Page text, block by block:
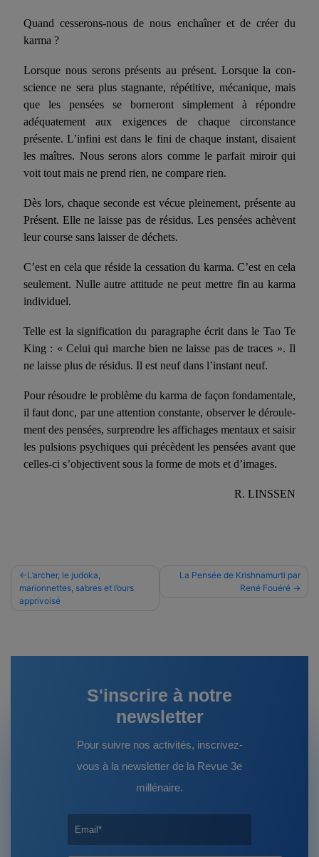
Quand cesserons-nous de nous enchaîner et de créer du
karma ?
Lorsque nous serons présents au présent. Lorsque la con­
science ne sera plus stagnante, répétitive, mécanique, mais
que les pensées se borneront simplement à répondre
adéquatement aux exigences de chaque circonstance
présente. L’infini est dans le fini de chaque instant, disaient
les maîtres. Nous serons alors comme le parfait miroir qui
voit tout mais ne prend rien, ne com­pare rien.
Dès lors, chaque seconde est vécue pleinement, présente au
Présent. Elle ne laisse pas de résidus. Les pensées achèvent
leur course sans laisser de déchets.
C’est en cela que réside la cessation du karma. C’est en cela
seulement. Nulle autre attitude ne peut mettre fin au karma
individuel.
Telle est la signification du paragraphe écrit dans le Tao Te
King : « Celui qui marche bien ne laisse pas de traces ». Il
ne laisse plus de résidus. Il est neuf dans l’instant neuf.
Pour résoudre le problème du karma de façon fondamentale,
il faut donc, par une attention constante, observer le déroule­
ment des pensées, surprendre les affichages mentaux et saisir
les pulsions psychiques qui précèdent les pensées avant que
celles-ci s’objectivent sous la forme de mots et d’images.
R. LINSSEN
Navigation
de
L’archer, le judoka,
marionnettes, sabres et l’ours
apprivoisé
La Pensée de Krishnamurti par
René Fouéré
S'inscrire à notre
newsletter
Pour suivre nos activités, inscrivez-
vous à la newsletter de la Revue 3e
millénaire.